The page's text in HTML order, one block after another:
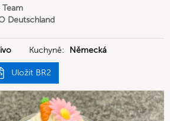
Deutschland
Kuchyně: Německá
Uložit BR2